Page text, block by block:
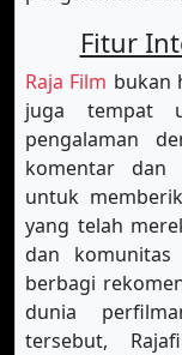
Fitur
Raja Film bukan
juga tempat
pengalaman
komentar dan
untuk
yang telah
dan
berbagi
dunia
tersebut,